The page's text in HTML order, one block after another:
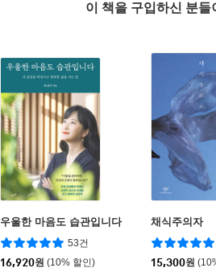
이 책을 구입하신 분
우울한 마음도 습관입니다
53건
16,920원 (10% 할인)
채식주의자
15,300원